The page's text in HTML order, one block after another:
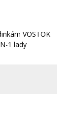
VOSTOK
1 lady